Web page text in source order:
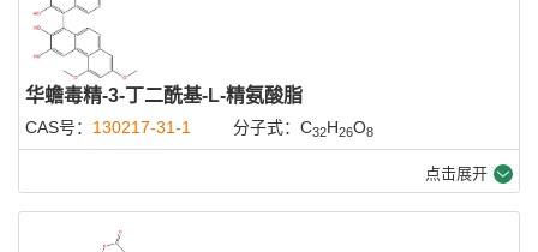
华蟾毒精-3-丁二酰基-L-精氨酸脂
CAS号： 130217-31-1 分子式：C32H26O8
点击展开